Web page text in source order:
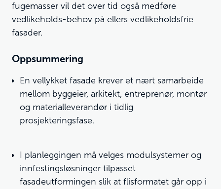
fugemasser vil det over tid også medføre
vedlikeholds-behov på ellers vedlikeholdsfrie
fasader.
Oppsummering
En vellykket fasade krever et nært samarbeide
mellom byggeier, arkitekt, entreprenør, montør
og materialleverandør i tidlig
prosjekteringsfase.
I planleggingen må velges modulsystemer og
innfestingsløsninger tilpasset
fasadeutformingen slik at flisformatet går opp i